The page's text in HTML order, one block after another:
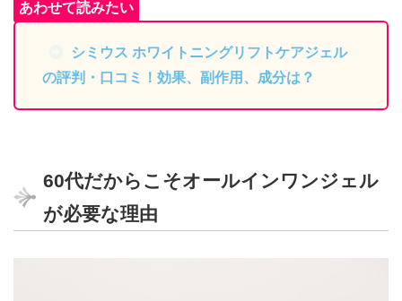
シミウス ホワイトニングリフトケアジェル
の評判・口コミ！効果、副作用、成分は？
60代だからこそオールインワンジェル
が必要な理由